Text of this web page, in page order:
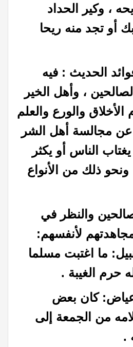
، وكير الحداد
أو تجد منه ريحا
الحديث : فيه
، وأهل الخير
والورع والعلم
عن مجالسة أهل الشر
الناس أو يكثر
ذلك من الأنواع
والنظر في
لأنفسهم:
ما اغتبت مسلما
حرم الغيبة .
كان بعض
من الجمعة إلى
.